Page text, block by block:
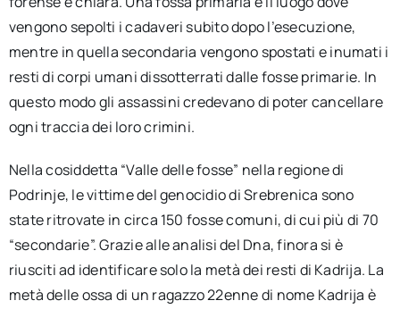
vengono sepolti i cadaveri subito dopo l’esecuzione,
mentre in quella secondaria vengono spostati e inumati i
resti di corpi umani dissotterrati dalle fosse primarie. In
questo modo gli assassini credevano di poter cancellare
ogni traccia dei loro crimini.
Nella cosiddetta “Valle delle fosse” nella regione di
Podrinje, le vittime del genocidio di Srebrenica sono
state ritrovate in circa 150 fosse comuni, di cui più di 70
“secondarie”. Grazie alle analisi del Dna, finora si è
riusciti ad identificare solo la metà dei resti di Kadrija. La
metà delle ossa di un ragazzo 22enne di nome Kadrija è